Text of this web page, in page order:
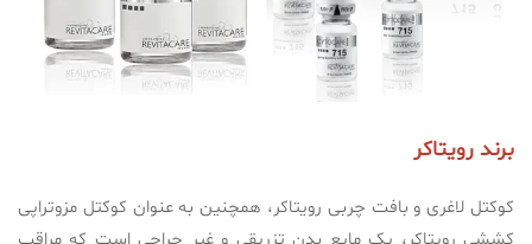
برند رویتاکر
کوکتل لاغری و بافت چربی رویتاکر، همچنین به عنوان کوکتل مزوتراپی